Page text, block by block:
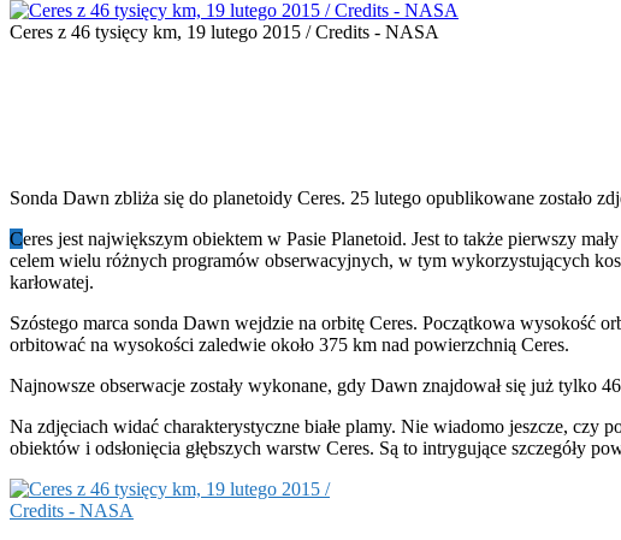
Ceres z 46 tysięcy km, 19 lutego 2015 / Credits - NASA
Sonda Dawn zbliża się do planetoidy Ceres. 25 lutego opublikowane zostało
Ceres jest największym obiektem w Pasie Planetoid. Jest to także pierwszy
celem wielu różnych programów obserwacyjnych, w tym wykorzystujących
karłowatej.
Szóstego marca sonda Dawn wejdzie na orbitę Ceres. Początkowa wysokość
orbitować na wysokości zaledwie około 375 km nad powierzchnią Ceres.
Najnowsze obserwacje zostały wykonane, gdy Dawn znajdował się już tylko
Na zdjęciach widać charakterystyczne białe plamy. Nie wiadomo jeszcze, czy
obiektów i odsłonięcia głębszych warstw Ceres. Są to intrygujące szczegóły